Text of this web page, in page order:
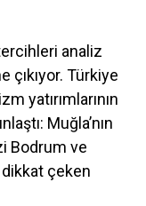
analiz
çıkıyor. Türkiye
yatırımlarının
Muğla’nın
Bodrum ve
dikkat çeken